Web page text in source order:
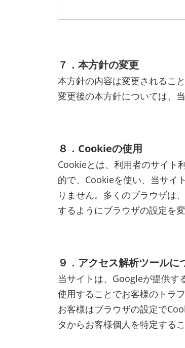
７．本方針の変更
本方針の内容は変更されること
変更後の本方針については、
８．Cookieの使用
Cookieとは、利用者のサイト
的で、Cookieを使い、当サイ
りません。多くのブラウザは
するようにブラウザの設定を
９．アクセス解析ツールに
当サイトは、Googleが提供す
使用することでお客様のトラ
お客様はブラウザの設定で
タからお客様個人を特定する